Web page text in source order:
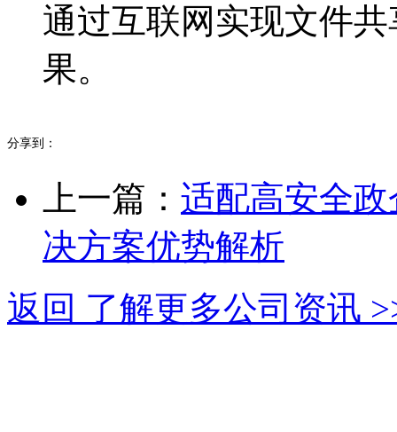
通过互联网实现文件
果。
分享到：
上一篇： 适配高安全
决方案优势解析
返回 了解更多公司资讯